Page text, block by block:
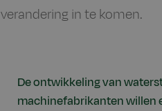
verandering in te komen.
De ontwikkeling van
machinefabrikanten willen